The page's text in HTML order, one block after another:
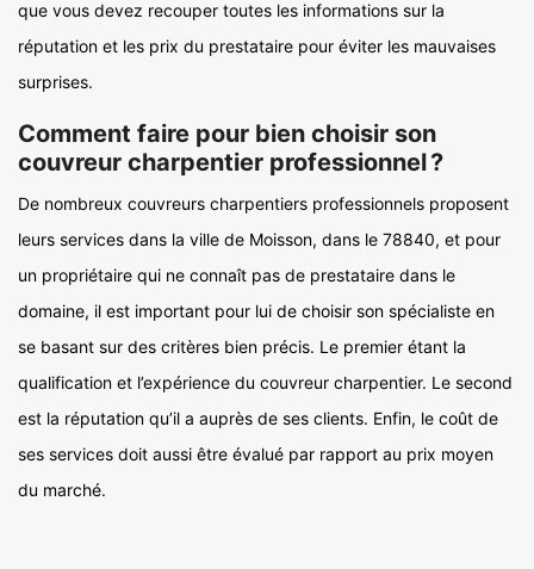
que vous devez recouper toutes les informations sur la
réputation et les prix du prestataire pour éviter les mauvaises
surprises.
Comment faire pour bien choisir son
couvreur charpentier professionnel ?
De nombreux couvreurs charpentiers professionnels proposent
leurs services dans la ville de Moisson, dans le 78840, et pour
un propriétaire qui ne connaît pas de prestataire dans le
domaine, il est important pour lui de choisir son spécialiste en
se basant sur des critères bien précis. Le premier étant la
qualification et l’expérience du couvreur charpentier. Le second
est la réputation qu’il a auprès de ses clients. Enfin, le coût de
ses services doit aussi être évalué par rapport au prix moyen
du marché.